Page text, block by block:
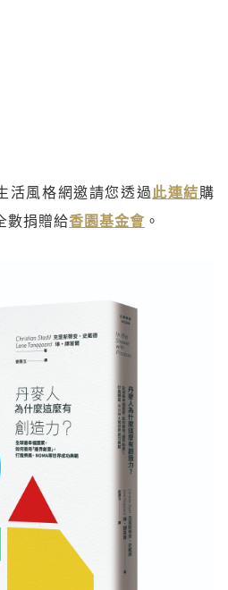
活風格網邀請您透過此連結購
數捐贈給香園基金會 。